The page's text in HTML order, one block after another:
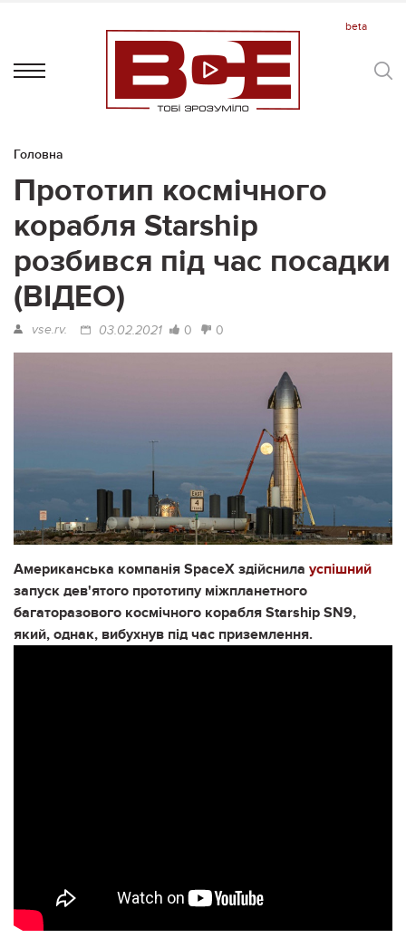
Головна
Прототип космічного
корабля Starship
розбився під час посадки
(ВІДЕО)
vse.rv. 03.02.2021 0 0
Американська компанія SpaceX здійснила успішний
запуск дев'ятого прототипу міжпланетного
багаторазового космічного корабля Starship SN9,
який, однак, вибухнув під час приземлення.